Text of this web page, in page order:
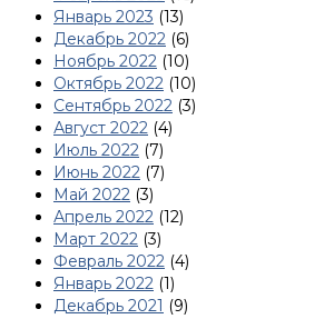
Январь 2023 (13)
Декабрь 2022 (6)
Ноябрь 2022 (10)
Октябрь 2022 (10)
Сентябрь 2022 (3)
Август 2022 (4)
Июль 2022 (7)
Июнь 2022 (7)
Май 2022 (3)
Апрель 2022 (12)
Март 2022 (3)
Февраль 2022 (4)
Январь 2022 (1)
Декабрь 2021 (9)